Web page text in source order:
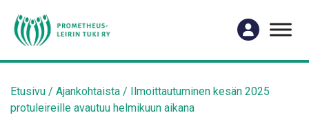
Etusivu / Ajankohtaista / Ilmoittautuminen kesän 2025
protuleireille avautuu helmikuun aikana